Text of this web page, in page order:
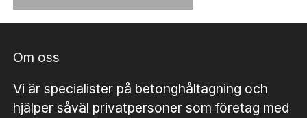
Om oss
Vi är specialister på betonghåltagning och
hjälper såväl privatpersoner som företag med